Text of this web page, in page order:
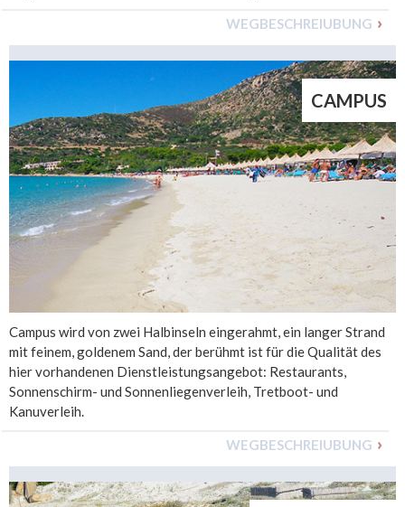
WEGBESCHREIUBUNG
CAMPUS
Campus wird von zwei Halbinseln eingerahmt, ein langer Strand
mit feinem, goldenem Sand, der berühmt ist für die Qualität des
hier vorhandenen Dienstleistungsangebot: Restaurants,
Sonnenschirm- und Sonnenliegenverleih, Tretboot- und
Kanuverleih.
WEGBESCHREIUBUNG